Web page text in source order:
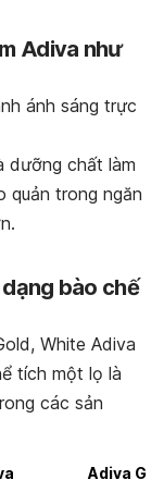
Adiva như
ánh sáng trực
dưỡng chất làm
quản trong ngăn
bào chế
White Adiva
tích một lọ là
các sản
Adiva